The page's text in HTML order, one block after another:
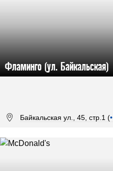
Фламинго (ул. Байкальская)
Байкальская ул., 45, стр.1 (•